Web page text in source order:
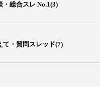
・総合スレ No.1(3)
て・質問スレッド(7)